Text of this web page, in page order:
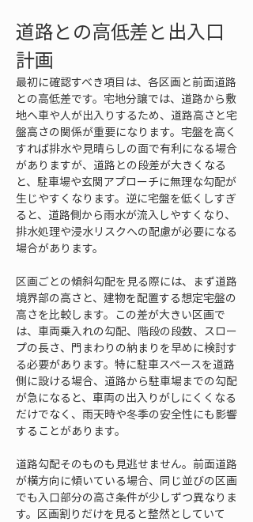
道路との高低差と出入口
計画
最初に確認すべき項目は、各区画と前面道路
との高低差です。宅地分譲では、道路から敷
地へ車や人が出入りするため、道路高さと宅
盤高さの関係が重要になります。宅盤を高く
すれば排水や見晴らしの面で有利になる場合
がありますが、道路との段差が大きくなる
と、駐車場や玄関アプローチに無理な勾配が
生じやすくなります。逆に宅盤を低くしすぎ
ると、道路側から雨水が流入しやすくなり、
排水処理や浸水リスクへの配慮が必要になる
場合があります。
区画ごとの傾斜勾配を見る際には、まず道路
境界部の高さと、建物を配置する想定宅盤の
高さを比較します。この差が大きい区画で
は、車両乗入れの勾配、階段の段数、スロー
プの長さ、門まわりの納まりを早めに検討す
る必要があります。特に駐車スペースを道路
側に設ける場合、道路から駐車場までの勾配
が急になると、車両の出入りがしにくくなる
だけでなく、雨天時や冬季の安全性にも影響
することがあります。
道路勾配そのものも見逃せません。前面道路
が横方向に傾いている場合、同じ並びの区画
でも入口部分の高さ条件が少しずつ異なりま
す。区画割りだけを見ると整然としていて